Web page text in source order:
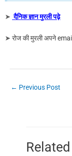
➤ दैनिक ज्ञान मुरली पढ़े
➤ रोज की मुरली अपने
← Previous Post